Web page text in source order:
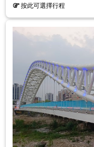
按此可選擇行程